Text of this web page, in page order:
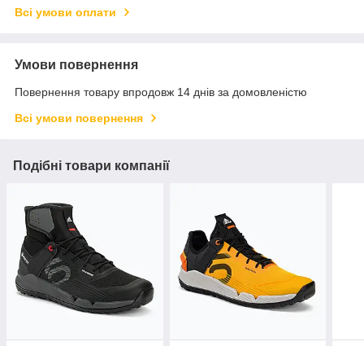
Всі умови оплати
Умови повернення
Повернення товару впродовж 14 днів за домовленістю
Всі умови повернення
Подібні товари компанії